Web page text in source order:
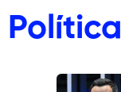
Política